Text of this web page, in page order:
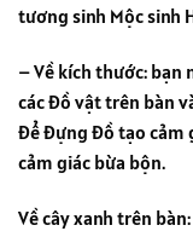
tương sinh Mộc sinh
– Về kích thước: bạn
các đồ vật trên bàn
để đựng đồ tạo cảm
cảm giác bừa bộn.
Về cây xanh trên